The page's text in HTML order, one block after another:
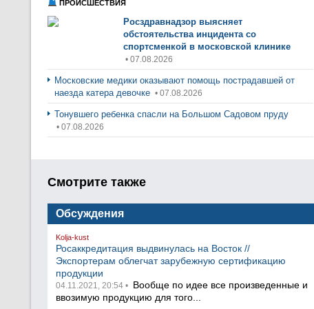
ПРОИСШЕСТВИЯ
Росздравнадзор выясняет
обстоятельства инцидента со
спортсменкой в московской клинике
• 07.08.2026
Московские медики оказывают помощь пострадавшей от
наезда катера девочке • 07.08.2026
Тонувшего ребенка спасли на Большом Садовом пруду
• 07.08.2026
Смотрите также
Обсуждения
Kolja-kust
Росаккредитация выдвинулась на Восток //
Экспортерам облегчат зарубежную сертификацию
продукции
04.11.2021, 20:54 • Вообще по идее все произведенные и
ввозимую продукцию для того...